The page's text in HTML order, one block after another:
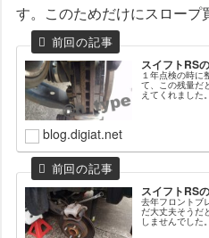
す。このためだけにスロープ
スイフトRS
１年点検の時に
て、この残量だ
えてくれました
ったように見え
blog.digiat.net
スイフトRS
去年フロントブ
だ大丈夫そうだ
しませんでした
ら結構減ってた